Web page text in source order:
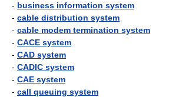
- business information system
- cable distribution system
- cable modem termination system
- CACE system
- CAD system
- CADIC system
- CAE system
- call queuing system